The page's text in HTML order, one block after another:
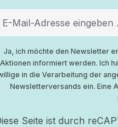
Ja, ich möchte den Newsletter
Aktionen informiert werden. Ich
in die Verarbeitung der
Newsletterversands ein. Eine
Seite ist durch